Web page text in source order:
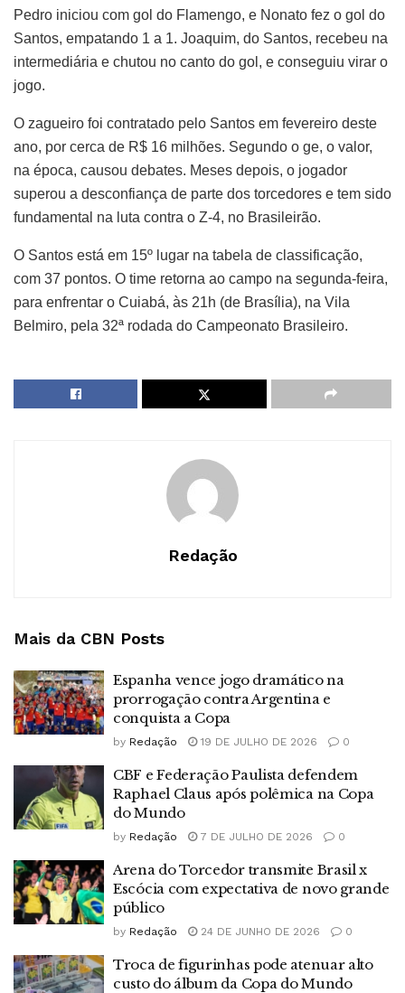
Pedro iniciou com gol do Flamengo, e Nonato fez o gol do
Santos, empatando 1 a 1. Joaquim, do Santos, recebeu na
intermediária e chutou no canto do gol, e conseguiu virar o
jogo.
O zagueiro foi contratado pelo Santos em fevereiro deste
ano, por cerca de R$ 16 milhões. Segundo o ge, o valor,
na época, causou debates. Meses depois, o jogador
superou a desconfiança de parte dos torcedores e tem sido
fundamental na luta contra o Z-4, no Brasileirão.
O Santos está em 15º lugar na tabela de classificação,
com 37 pontos. O time retorna ao campo na segunda-feira,
para enfrentar o Cuiabá, às 21h (de Brasília), na Vila
Belmiro, pela 32ª rodada do Campeonato Brasileiro.
Redação
Mais da CBN Posts
Espanha vence jogo dramático na
prorrogação contra Argentina e
conquista a Copa
by Redação 19 DE JULHO DE 2026 0
CBF e Federação Paulista defendem
Raphael Claus após polêmica na Copa
do Mundo
by Redação 7 DE JULHO DE 2026 0
Arena do Torcedor transmite Brasil x
Escócia com expectativa de novo grande
público
by Redação 24 DE JUNHO DE 2026 0
Troca de figurinhas pode atenuar alto
custo do álbum da Copa do Mundo